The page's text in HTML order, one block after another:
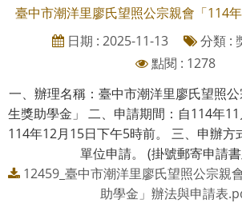
臺中市潮洋里廖氏望照公宗親會「114
日期 : 2025-11-13
分類 :
點閱 : 1278
一、辦理名稱：臺中市潮洋里廖氏望照
生獎助學金」 二、申請期間：自114年
114年12月15日下午5時前。 三、申辦方
單位申請。 (掛號郵寄申請
12459_臺中市潮洋里廖氏望照公宗親
助學金」辦法與申請表